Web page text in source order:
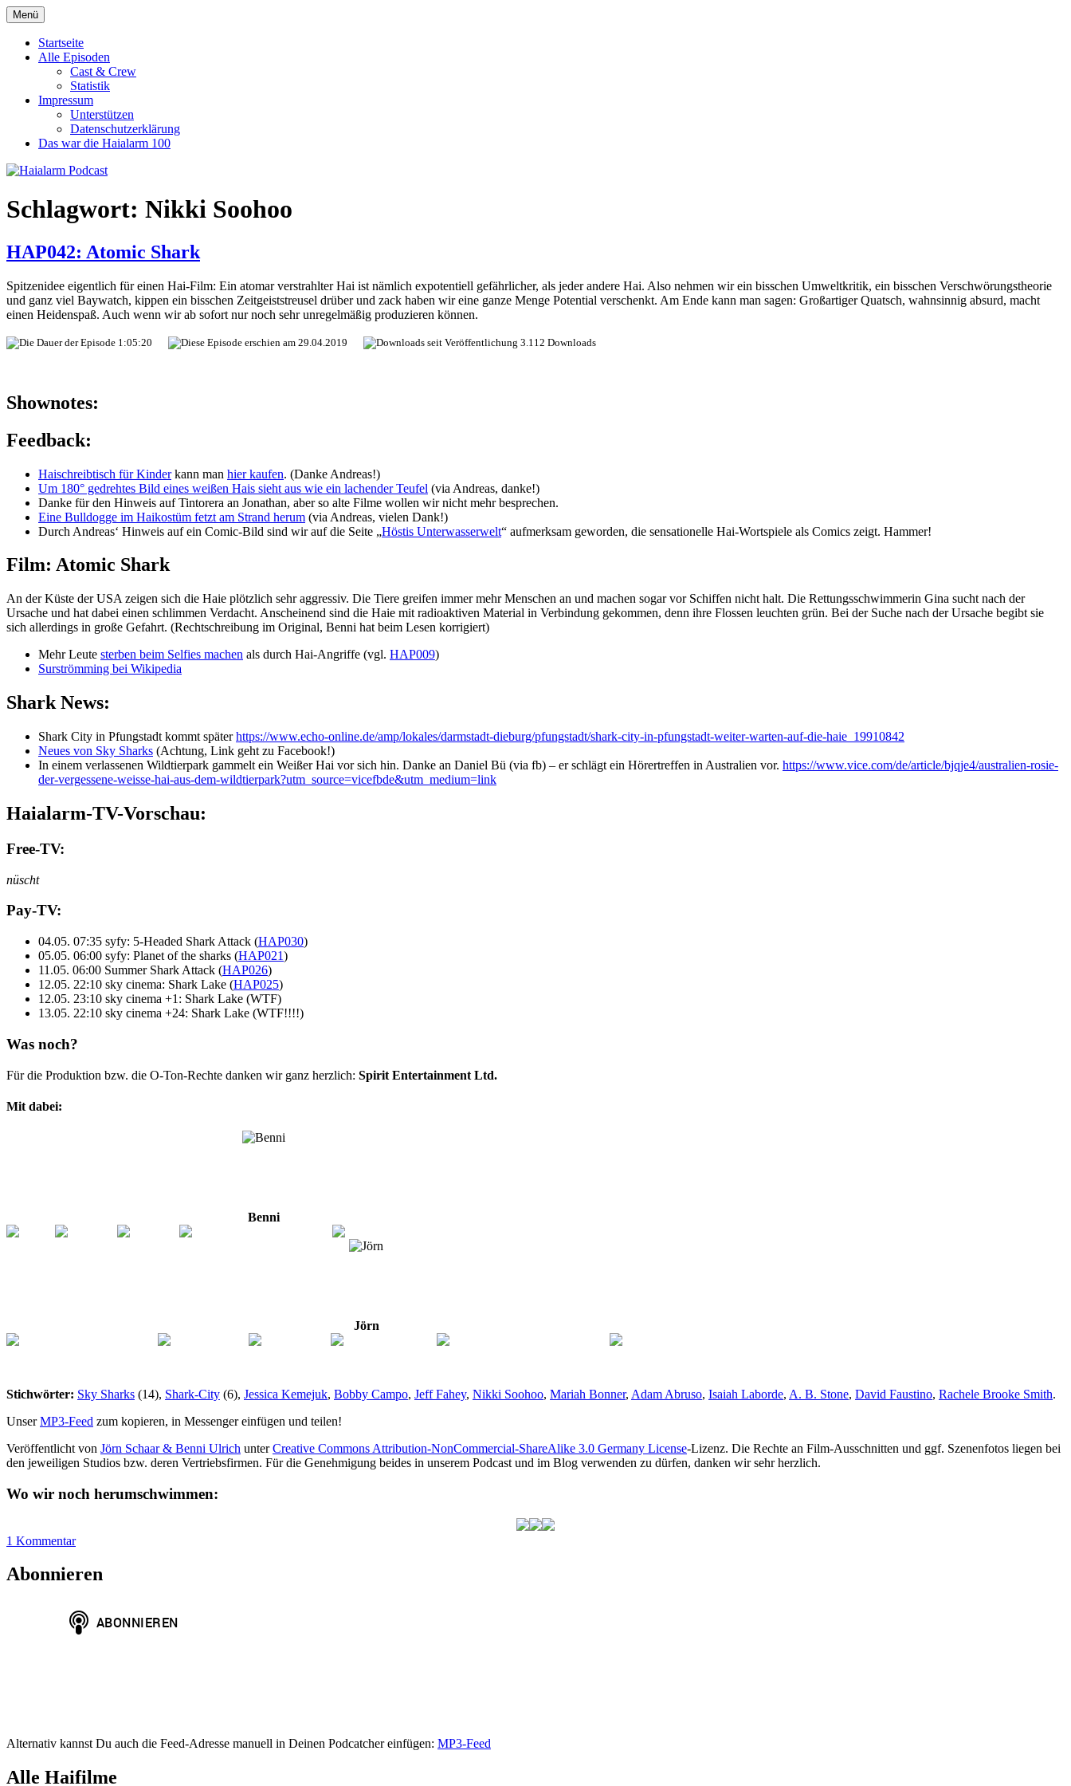
Zum
Inhalt
springen
Haialarm Podcast
Benni und Jörn sprechen über Haifilme
Menü
Startseite
Alle Episoden
Cast & Crew
Statistik
Impressum
Unterstützen
Datenschutzerklärung
Das war die Haialarm 100
Schlagwort: Nikki Soohoo
HAP042: Atomic Shark
Spitzenidee eigentlich für einen Hai-Film: Ein atomar verstrahlter Hai ist nämlich expotentiell gefährlicher, als jeder andere Hai. Also nehmen wir ein bisschen Umweltkritik, ein bisschen Verschwörungstheorie
und ganz viel Baywatch, kippen ein bisschen Zeitgeiststreusel drüber und zack haben wir eine ganze Menge Potential verschenkt. Am Ende kann man sagen: Großartiger Quatsch, wahnsinnig absurd, macht
einen Heidenspaß. Auch wenn wir ab sofort nur noch sehr unregelmäßig produzieren können.
1:05:20 29.04.2019 3.112 Downloads
Shownotes:
Feedback:
Haischreibtisch für Kinderkann man hier kaufen. (Danke Andreas!)
Um 180° gedrehtes Bild eines weißen Hais sieht aus wie ein lachender Teufel (via Andreas, danke!)
Danke für den Hinweis auf Tintorera an Jonathan, aber so alte Filme wollen wir nicht mehr besprechen.
Eine Bulldogge im Haikostüm fetzt am Strand herum (via Andreas, vielen Dank!)
Durch Andreas‘ Hinweis auf ein Comic-Bild sind wir auf die Seite „Höstis Unterwasserwelt“ aufmerksam geworden, die sensationelle Hai-Wortspiele als Comics zeigt. Hammer!
Film: Atomic Shark
An der Küste der USA zeigen sich die Haie plötzlich sehr aggressiv. Die Tiere greifen immer mehr Menschen an und machen sogar vor Schiffen nicht halt. Die Rettungsschwimmerin Gina sucht nach der
Ursache und hat dabei einen schlimmen Verdacht. Anscheinend sind die Haie mit radioaktiven Material in Verbindung gekommen, denn ihre Flossen leuchten grün. Bei der Suche nach der Ursache begibt sie
sich allerdings in große Gefahrt. (Rechtschreibung im Original, Benni hat beim Lesen korrigiert)
Mehr Leute sterben beim Selfies machen als durch Hai-Angriffe (vgl. HAP009)
Surströmming bei Wikipedia
Shark News:
Shark City in Pfungstadt kommt späterhttps://www.echo-online.de/amp/lokales/darmstadt-dieburg/pfungstadt/shark-city-in-pfungstadt-weiter-warten-auf-die-haie_19910842
Neues von Sky Sharks (Achtung, Link geht zu Facebook!)
In einem verlassenen Wildtierpark gammelt ein Weißer Hai vor sich hin. Danke an Daniel Bü (via fb) – er schlägt ein Hörertreffen in Australien vor. https://www.vice.com/de/article/bjqje4/australien-rosie-
der-vergessene-weisse-hai-aus-dem-wildtierpark?utm_source=vicefbde&utm_medium=link
Haialarm-TV-Vorschau:
Free-TV:
nüscht
Pay-TV:
04.05. 07:35 syfy: 5-Headed Shark Attack (HAP030)
05.05. 06:00 syfy: Planet of the sharks (HAP021)
11.05. 06:00 Summer Shark Attack (HAP026)
12.05. 22:10 sky cinema: Shark Lake (HAP025)
12.05. 23:10 sky cinema +1: Shark Lake (WTF)
13.05. 22:10 sky cinema +24: Shark Lake (WTF!!!!)
Was noch?
Für die Produktion bzw. die O-Ton-Rechte danken wir ganz herzlich: Spirit Entertainment Ltd.
Mit dabei:
Benni
Jörn
Stichwörter: Sky Sharks (14), Shark-City (6), Jessica Kemejuk, Bobby Campo, Jeff Fahey, Nikki Soohoo, Mariah Bonner, Adam Abruso, Isaiah Laborde, A. B. Stone, David Faustino, Rachele Brooke Smith.
UnserMP3-Feed zum kopieren, in Messenger einfügen und teilen!
Veröffentlicht von Jörn Schaar & Benni Ulrich unterCreative Commons Attribution-NonCommercial-ShareAlike 3.0 Germany License-Lizenz. Die Rechte an Film-Ausschnitten und ggf. Szenenfotos liegen bei
den jeweiligen Studios bzw. deren Vertriebsfirmen. Für die Genehmigung beides in unserem Podcast und im Blog verwenden zu dürfen, danken wir sehr herzlich.
Wo wir noch herumschwimmen:
1 Kommentarzu
Atomic
Shark
Abonnieren
Alternativ kannst Du auch die Feed-Adresse manuell in Deinen Podcatcher einfügen: MP3-Feed
Alle Haifilme